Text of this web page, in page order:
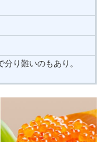
り難いのもあり。